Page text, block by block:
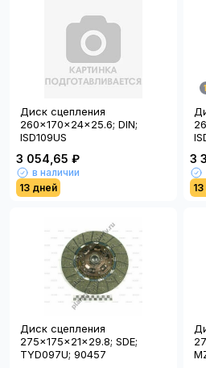
Диск сцепления
260x170x24x25.6; DIN;
ISD109US
3 054,65 ₽
в наличии
13 дней
1
3
Диск сцепления
275x175x21x29.8; SDE;
TYD097U; 90457